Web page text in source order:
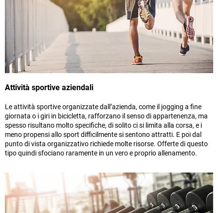
Attività sportive aziendali
Le attività sportive organizzate dall’azienda, come il jogging a fine
giornata o i giri in bicicletta, rafforzano il senso di appartenenza, ma
spesso risultano molto specifiche, di solito ci si limita alla corsa, e i
meno propensi allo sport difficilmente si sentono attratti. E poi dal
punto di vista organizzativo richiede molte risorse. Offerte di questo
tipo quindi sfociano raramente in un vero e proprio allenamento.